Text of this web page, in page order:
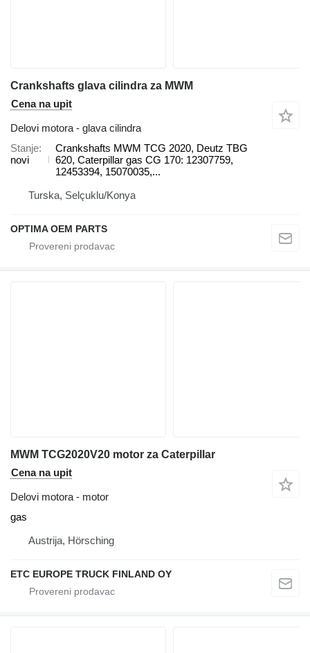
Crankshafts glava cilindra za MWM
Cena na upit
Delovi motora - glava cilindra
Stanje
novi
Crankshafts MWM TCG 2020, Deutz TBG
620, Caterpillar gas CG 170: 12307759,
12453394, 15070035,...
Turska, Selçuklu/Konya
OPTIMA OEM PARTS
MWM TCG2020V20 motor za Caterpillar
Cena na upit
Delovi motora - motor
gas
Austrija, Hörsching
ETC EUROPE TRUCK FINLAND OY